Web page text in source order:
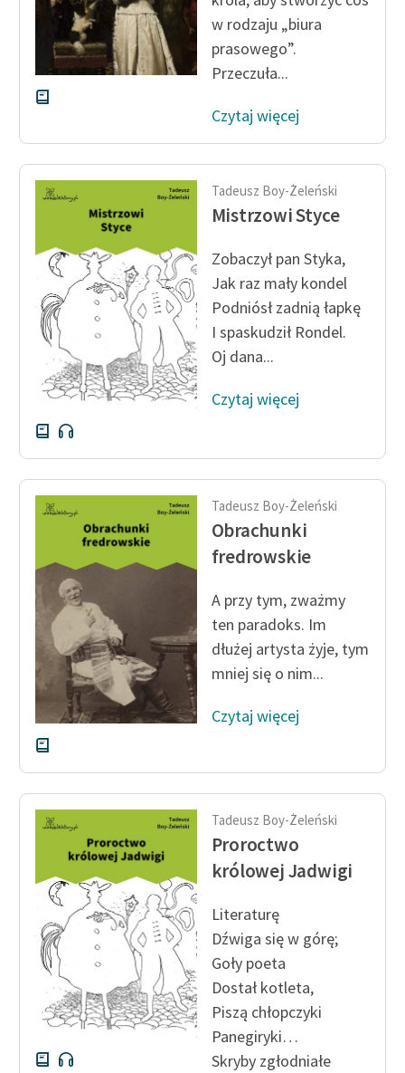
w rodzaju „biura
prasowego”.
Przeczuła...
Czytaj więcej
Tadeusz Boy-Żeleński
Mistrzowi Styce
Zobaczył pan Styka,
Jak raz mały kondel
Podniósł zadnią łapkę
I spaskudził Rondel.
Oj dana...
Czytaj więcej
Tadeusz Boy-Żeleński
Obrachunki
fredrowskie
A przy tym, zważmy
ten paradoks. Im
dłużej artysta żyje, tym
mniej się o nim...
Czytaj więcej
Tadeusz Boy-Żeleński
Proroctwo
królowej Jadwigi
Literaturę
Dźwiga się w górę;
Goły poeta
Dostał kotleta,
Piszą chłopczyki
Panegiryki…
Skryby zgłodniałe